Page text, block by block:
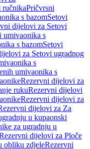
ručnikaPričvrsni
s bazomSetovi
dijelovi za Setovi
umivaonika s
s bazomSetovi
za Setovi ugradnog
s
umivaonika s
Rezervni dijelovi za
rukuRezervni dijelovi
Rezervni dijelovi za
dijelovi za Za
u kupaonski
za ugradnju u
dijelovi za Ploče
obliku zdjeleRezervni